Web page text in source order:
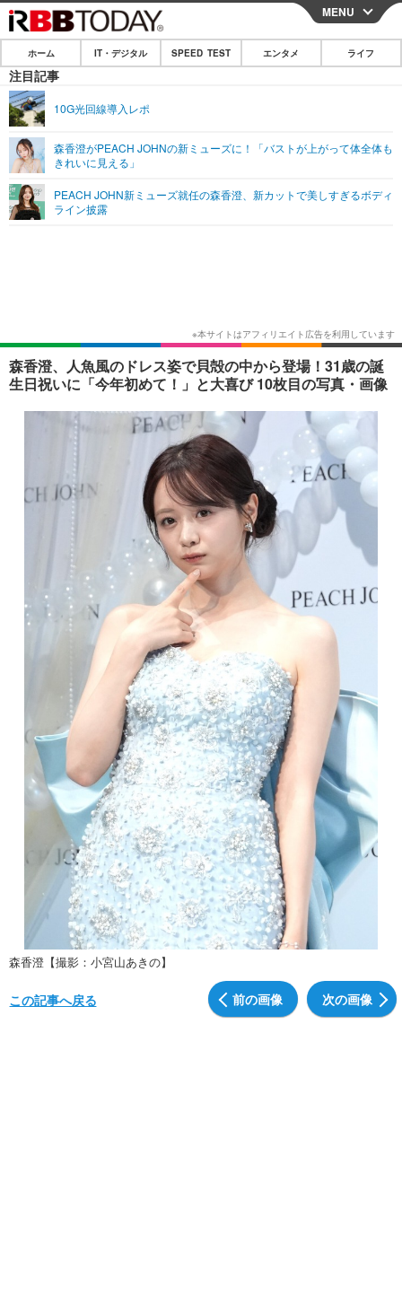
CLOSE
ホーム
IT・デジタル
ネタ
ショッピング その他
SPEED TEST
エンタメ
エンタメTOP
ショッピング その他
ライフ
MENU
ホーム IT・デジタル SPEED TEST エンタメ ライフ
注目記事
10G光回線導入レポ
森香澄がPEACH JOHNの新ミューズに！「バストが上がって体全体も
きれいに見える」
PEACH JOHN新ミューズ就任の森香澄、新カットで美しすぎるボディ
ライン披露
森香澄、人魚風のドレス姿で貝殻の中から登場！31歳の誕
生日祝いに「今年初めて！」と大喜び 10枚目の写真・画像
森香澄【撮影：小宮山あきの】
前の画像 次の画像
この記事へ戻る